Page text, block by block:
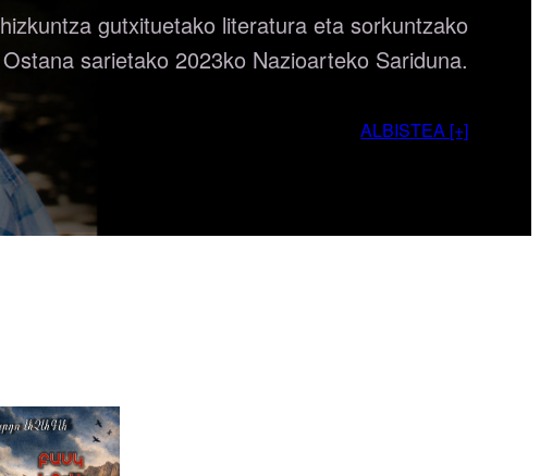
gutxituetako literatura eta sorkuntzako
Ostana sarietako 2023ko Nazioarteko Sariduna.
ALBISTEA [+]